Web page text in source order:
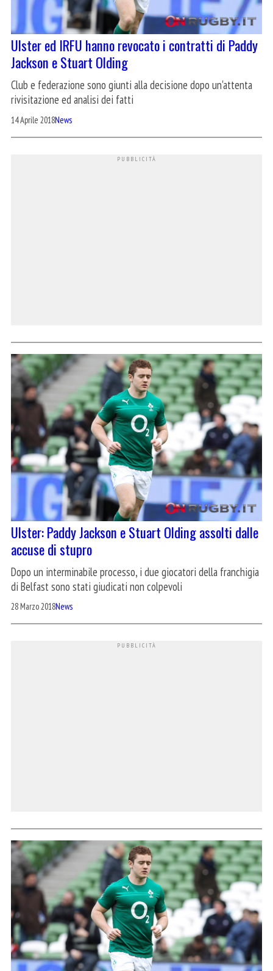
Ulster ed IRFU hanno revocato i contratti di Paddy
Jackson e Stuart Olding
Club e federazione sono giunti alla decisione dopo un'attenta
rivisitazione ed analisi dei fatti
14 Aprile 2018News
Ulster: Paddy Jackson e Stuart Olding assolti dalle
accuse di stupro
Dopo un interminabile processo, i due giocatori della franchigia
di Belfast sono stati giudicati non colpevoli
28 Marzo 2018News